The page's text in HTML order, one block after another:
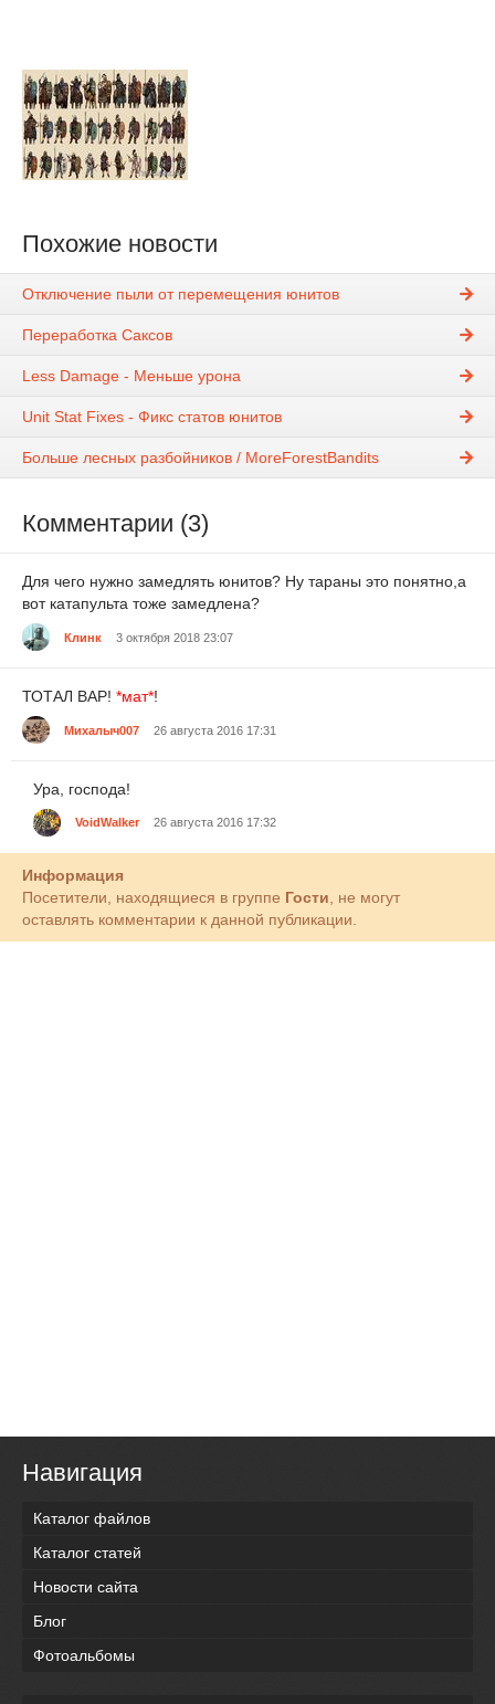
Похожие новости
Отключение пыли от перемещения юнитов
Переработка Саксов
Less Damage - Меньше урона
Unit Stat Fixes - Фикс статов юнитов
Больше лесных разбойников / MoreForestBandits
Комментарии (3)
Для чего нужно замедлять юнитов? Ну тараны это понятно,а
вот катапульта тоже замедлена?
Клинк 3 октября 2018 23:07
ТОТАЛ ВАР! *мат*!
Михалыч007 26 августа 2016 17:31
Ура, господа!
VoidWalker 26 августа 2016 17:32
Информация
Посетители, находящиеся в группе Гости , не могут
оставлять комментарии к данной публикации.
Навигация
Каталог файлов
Каталог статей
Новости сайта
Блог
Фотоальбомы